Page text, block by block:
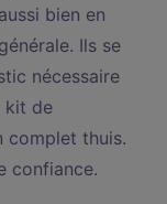
bien en
Ils se
nécessaire
kit de
complet thuis.
confiance.